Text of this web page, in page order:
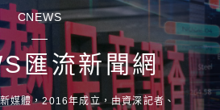
CNEWS
匯流新聞網
媒體，2016年成立，由資深記者、